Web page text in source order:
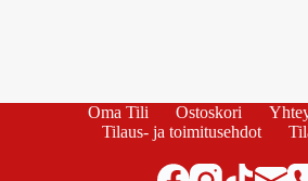
Oma Tili Ostoskori
Tilaus- ja toimitusehdot